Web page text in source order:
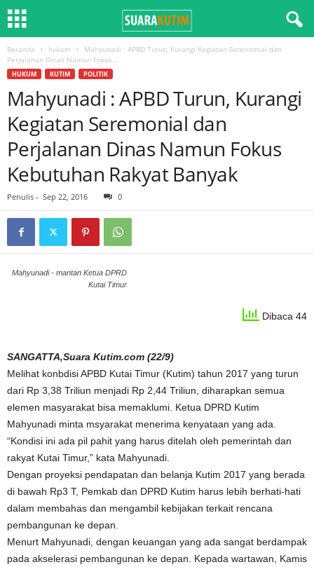
Beranda hukum
Mahyunadi : APBD Turun, Kurangi Kegiatan Seremonial dan
Perjalanan Dinas Namun Fokus...
HUKUM KUTIM POLITIK
Mahyunadi : APBD Turun, Kurangi
Kegiatan Seremonial dan
Perjalanan Dinas Namun Fokus
Kebutuhan Rakyat Banyak
Penulis - Sep 22, 2016 0
Mahyunadi - mantan Ketua DPRD
Kutai Timur
Dibaca 44
SANGATTA,Suara Kutim.com (22/9)
Melihat konbdisi APBD Kutai Timur (Kutim) tahun 2017 yang turun
dari Rp 3,38 Triliun menjadi Rp 2,44 Triliun, diharapkan semua
elemen masyarakat bisa memaklumi. Ketua DPRD Kutim
Mahyunadi minta msyarakat menerima kenyataan yang ada.
“Kondisi ini ada pil pahit yang harus ditelah oleh pemerintah dan
rakyat Kutai Timur,” kata Mahyunadi.
Dengan proyeksi pendapatan dan belanja Kutim 2017 yang berada
di bawah Rp3 T, Pemkab dan DPRD Kutim harus lebih berhati-hati
dalam membahas dan mengambil kebijakan terkait rencana
pembangunan ke depan.
Menurt Mahyunadi, dengan keuangan yang ada sangat berdampak
pada akselerasi pembangunan ke depan. Kepada wartawan, Kamis